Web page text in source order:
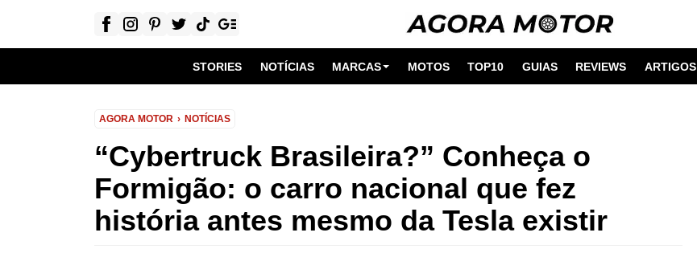
STORIES NOTÍCIAS MARCAS MOTOS TOP10 GUIAS REVIEWS ARTIGOS
AGORA MOTOR NOTÍCIAS
“Cybertruck Brasileira?” Conheça o
Formigão: o carro nacional que fez
história antes mesmo da Tesla existir